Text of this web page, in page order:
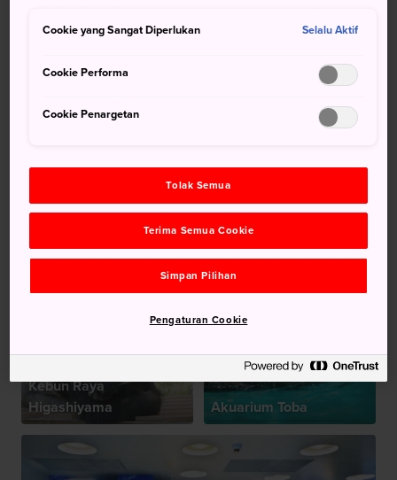
Taman Monyet
Kebun Binatang
Asahiyama
Kebun Raya
Higashiyama
Akuarium Toba
Cookie yang Sangat Diperlukan Selalu Aktif
Cookie Performa
Cookie Penargetan
Tolak Semua
Terima Semua Cookie
Simpan Pilihan
Pengaturan Cookie